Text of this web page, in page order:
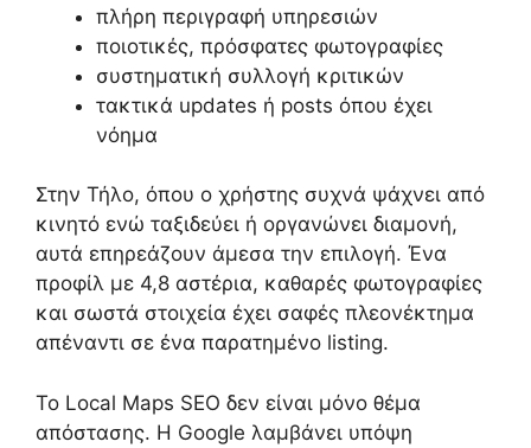
πλήρη περιγραφή υπηρεσιών
ποιοτικές, πρόσφατες φωτογραφίες
συστηματική συλλογή κριτικών
τακτικά updates ή posts όπου έχει
νόημα
Στην Τήλο, όπου ο χρήστης συχνά ψάχνει από
κινητό ενώ ταξιδεύει ή οργανώνει διαμονή,
αυτά επηρεάζουν άμεσα την επιλογή. Ένα
προφίλ με 4,8 αστέρια, καθαρές φωτογραφίες
και σωστά στοιχεία έχει σαφές πλεονέκτημα
απέναντι σε ένα παρατημένο listing.
Το Local Maps SEO δεν είναι μόνο θέμα
απόστασης. Η Google λαμβάνει υπόψη